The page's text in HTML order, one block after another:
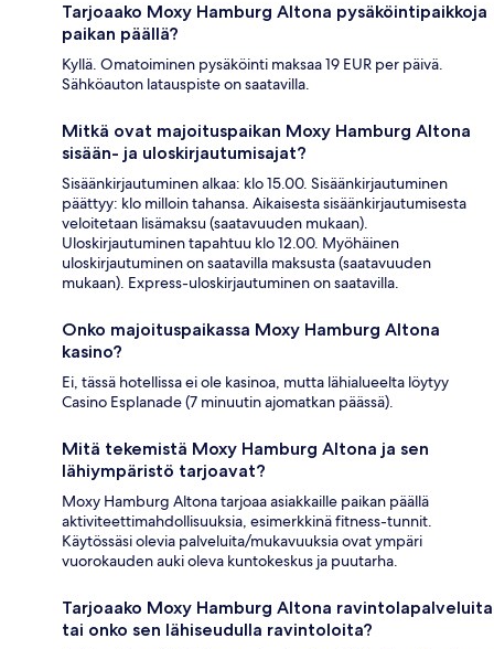
Tarjoaako Moxy Hamburg Altona pysäköintipaikkoja
paikan päällä?
Kyllä. Omatoiminen pysäköinti maksaa 19 EUR per päivä.
Sähköauton latauspiste on saatavilla.
Mitkä ovat majoituspaikan Moxy Hamburg Altona
sisään- ja uloskirjautumisajat?
Sisäänkirjautuminen alkaa: klo 15.00. Sisäänkirjautuminen
päättyy: klo milloin tahansa. Aikaisesta sisäänkirjautumisesta
veloitetaan lisämaksu (saatavuuden mukaan).
Uloskirjautuminen tapahtuu klo 12.00. Myöhäinen
uloskirjautuminen on saatavilla maksusta (saatavuuden
mukaan). Express-uloskirjautuminen on saatavilla.
Onko majoituspaikassa Moxy Hamburg Altona
kasino?
Ei, tässä hotellissa ei ole kasinoa, mutta lähialueelta löytyy
Casino Esplanade (7 minuutin ajomatkan päässä).
Mitä tekemistä Moxy Hamburg Altona ja sen
lähiympäristö tarjoavat?
Moxy Hamburg Altona tarjoaa asiakkaille paikan päällä
aktiviteettimahdollisuuksia, esimerkkinä fitness-tunnit.
Käytössäsi olevia palveluita/mukavuuksia ovat ympäri
vuorokauden auki oleva kuntokeskus ja puutarha.
Tarjoaako Moxy Hamburg Altona ravintolapalveluita
tai onko sen lähiseudulla ravintoloita?